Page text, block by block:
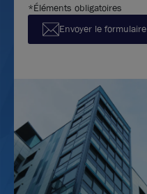
*Éléments obligatoires
Envoyer le formulaire